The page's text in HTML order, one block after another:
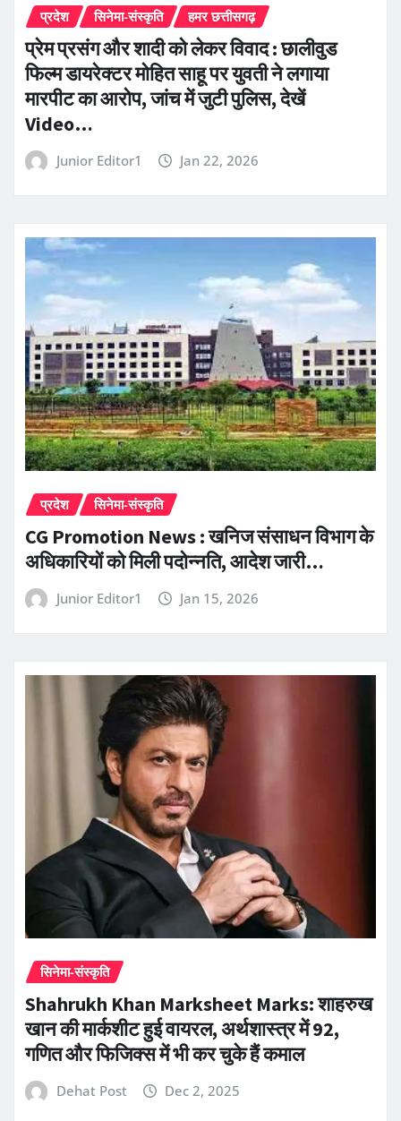
प्रदेश सिनेमा-संस्कृति हमर छत्तीसगढ़
प्रेम प्रसंग और शादी को लेकर विवाद : छालीवुड
फिल्म डायरेक्टर मोहित साहू पर युवती ने लगाया
मारपीट का आरोप, जांच में जुटी पुलिस, देखें
Video…
Junior Editor1 Jan 22, 2026
प्रदेश सिनेमा-संस्कृति
CG Promotion News : खनिज संसाधन विभाग के
अधिकारियों को मिली पदोन्नति, आदेश जारी…
Junior Editor1 Jan 15, 2026
सिनेमा-संस्कृति
Shahrukh Khan Marksheet Marks: शाहरुख
खान की मार्कशीट हुई वायरल, अर्थशास्त्र में 92,
गणित और फिजिक्स में भी कर चुके हैं कमाल
Dehat Post Dec 2, 2025